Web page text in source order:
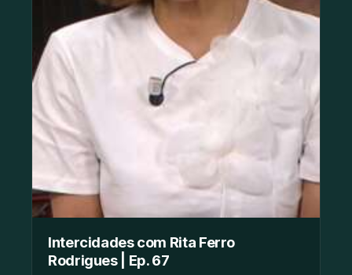
Intercidades com Rita Ferro
Rodrigues | Ep. 67